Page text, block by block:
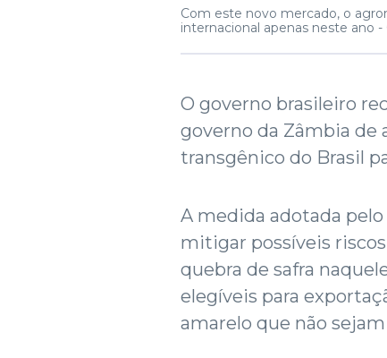
Com este novo mercado, o
internacional apenas neste ano -
O governo brasileiro
governo da Zâmbia de
transgênico do Brasil
A medida adotada
mitigar possíveis
quebra de safra
elegíveis para
amarelo que não